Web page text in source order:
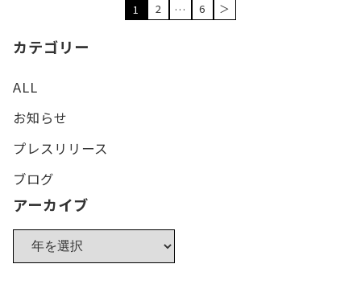
1 2 … 6 ＞
カテゴリー
ALL
お知らせ
プレスリリース
ブログ
アーカイブ